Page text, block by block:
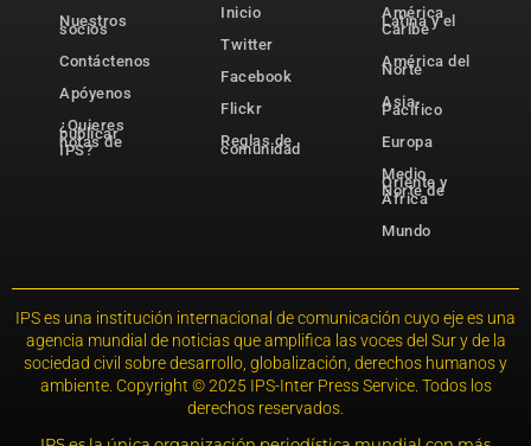
Nuestros
socios
Contáctenos
Apóyenos
¿Quieres
publicar
notas de
IPS?
Inicio
Twitter
Facebook
Flickr
Reglas de
comunidad
América
Latina y el
Caribe
América del
Norte
Asia-
Pacífico
Europa
Medio
Oriente y
Norte de
África
Mundo
IPS es una institución internacional de comunicación cuyo eje es una
agencia mundial de noticias que amplifica las voces del Sur y de la
sociedad civil sobre desarrollo, globalización, derechos humanos y
ambiente. Copyright © 2025 IPS-Inter Press Service. Todos los
derechos reservados.